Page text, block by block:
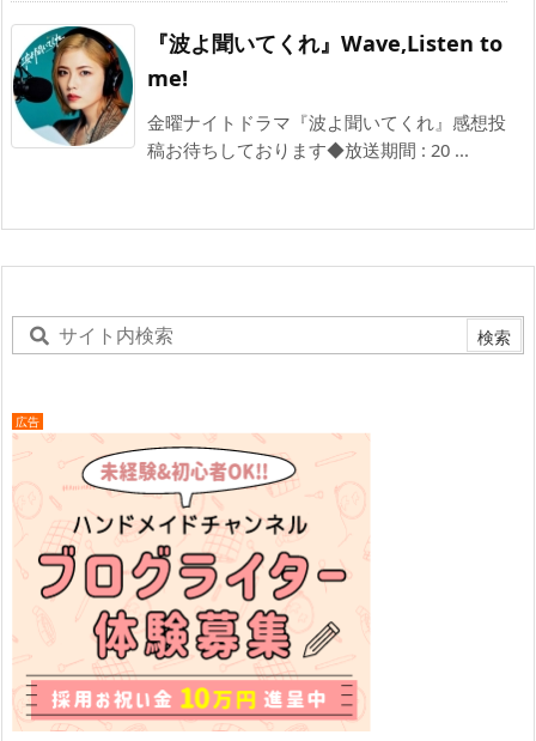
『波よ聞いてくれ』Wave,Listen to
me!
金曜ナイトドラマ『波よ聞いてくれ』感想投
稿お待ちしております◆放送期間 : 20 ...
広告